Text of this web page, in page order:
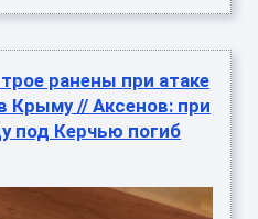
ранены при атаке
Крыму // Аксенов: при
под Керчью погиб